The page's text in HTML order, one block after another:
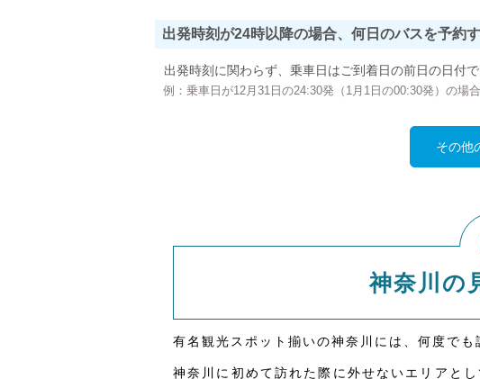
出発時刻が24時以降の場合、何日のバスを予約
出発時刻に関わらず、乗車日はご到着日の前日の日付で
例：乗車日が12月31日の24:30発（1月1日の00:30発）の場
その他
神奈川の
有名観光スポット揃いの神奈川には、何度でも
神奈川に初めて訪れた際に外せないエリアと